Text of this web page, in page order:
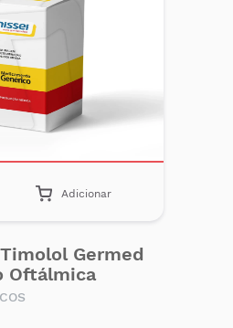
Adicionar
Germed
Oftálmica